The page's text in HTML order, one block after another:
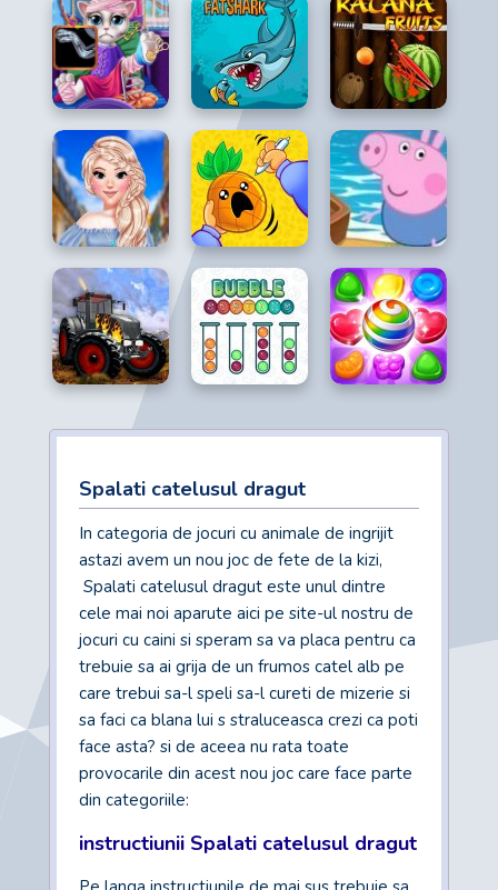
Spalati catelusul dragut
In categoria de jocuri cu animale de ingrijit
astazi avem un nou joc de fete de la kizi,
Spalati catelusul dragut este unul dintre
cele mai noi aparute aici pe site-ul nostru de
jocuri cu caini si speram sa va placa pentru ca
trebuie sa ai grija de un frumos catel alb pe
care trebui sa-l speli sa-l cureti de mizerie si
sa faci ca blana lui s straluceasca crezi ca poti
face asta? si de aceea nu rata toate
provocarile din acest nou joc care face parte
din categoriile:
instructiunii Spalati catelusul dragut